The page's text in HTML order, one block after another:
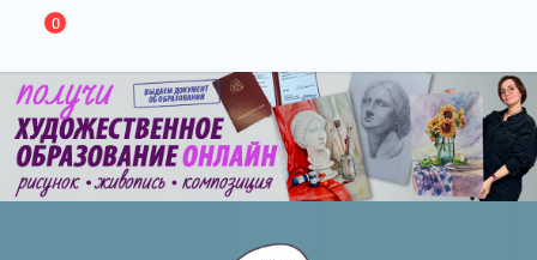
0